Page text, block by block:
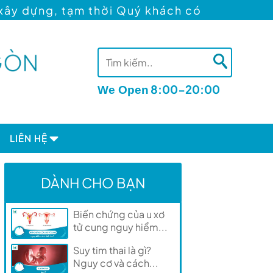
Quý khách có thể khám Hiếm muộn tại
We Open 8:00-20:00
LIÊN HỆ
Địa chỉ
Tuyển dụng
DÀNH CHO BẠN
Biến chứng của u xơ
tử cung nguy hiểm...
Suy tim thai là gì?
Nguy cơ và cách...